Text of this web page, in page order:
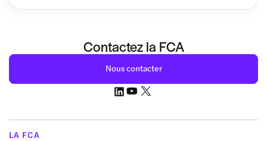
Contactez la FCA
Nous contacter
LA FCA